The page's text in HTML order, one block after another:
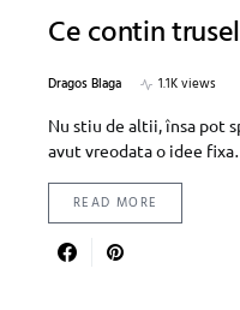
Ce contin
Dragos Blaga
1.1K views
Nu stiu de altii, însa pot
avut vreodata o idee
READ MORE